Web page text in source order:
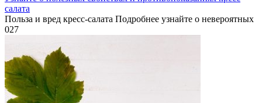
салата
Польза и вред кресс-салата Подробнее узнайте о невероятных
027